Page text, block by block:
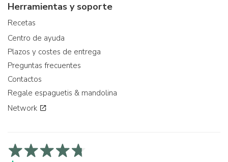
Herramientas y soporte
Recetas
Centro de ayuda
Plazos y costes de entrega
Preguntas frecuentes
Contactos
Regale espaguetis & mandolina
Network